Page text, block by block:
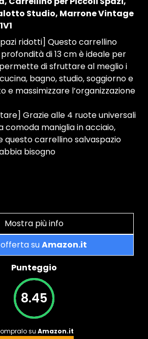
Studio, Marrone Vintage
ridotti] Questo carrellino
di 13 cm è ideale per
di sfruttare al meglio i
bagno, studio, soggiorno e
e massimizzare l’organizzazione
Grazie alle 4 ruote universali
comoda maniglia in acciaio,
questo carrellino salvaspazio
bisogno
Mostra più info
suAmazon.it
Punteggio
8.45
su Amazon.it